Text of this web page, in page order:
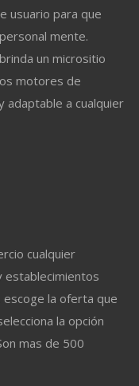
usuario para que
mente.
un micrositio
motores de
adaptable a cualquier
cualquier
establecimientos
escoge la oferta que
la opción
mas de 500